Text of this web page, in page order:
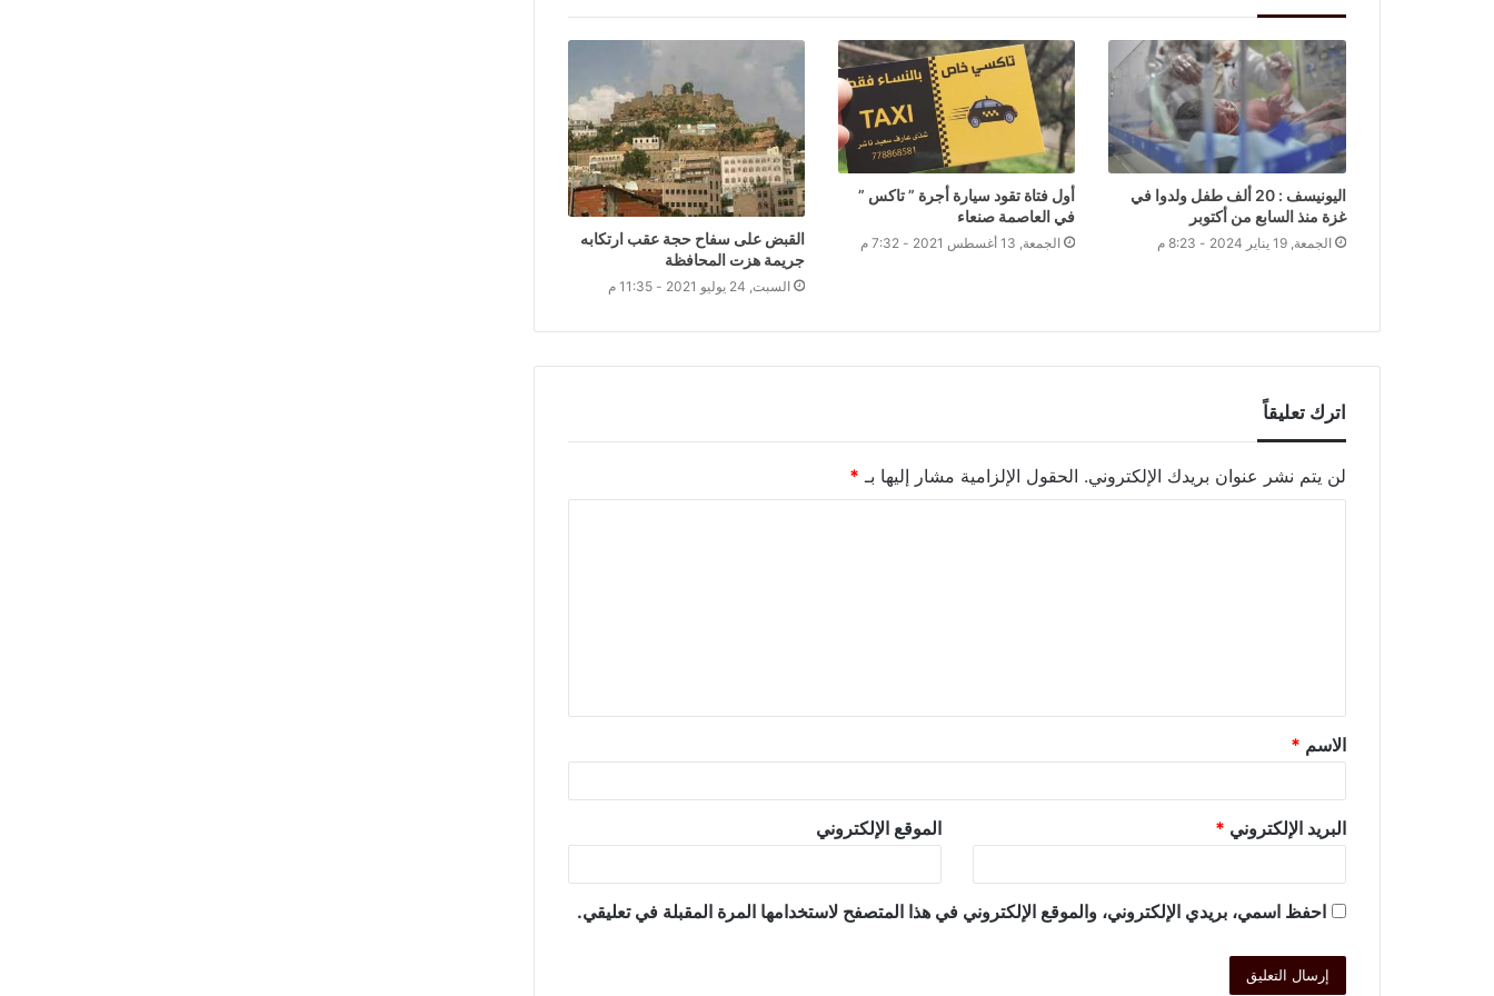
اليونيسف : 20 ألف طفل ولدوا في
غزة منذ السابع من أكتوبر
الجمعة, 19 يناير 2024 - 8:23 م
أول فتاة تقود سيارة أجرة ” تاكس ”
في العاصمة صنعاء
الجمعة, 13 أغسطس 2021 - 7:32 م
القبض على سفاح حجة عقب ارتكابه
جريمة هزت المحافظة
السبت, 24 يوليو 2021 - 11:35 م
اترك تعليقاً
لن يتم نشر عنوان بريدك الإلكتروني. الحقول الإلزامية مشار إليها بـ *
الاسم *
البريد الإلكتروني * الموقع الإلكتروني
احفظ اسمي، بريدي الإلكتروني، والموقع الإلكتروني في هذا المتصفح لاستخدامها المرة المقبلة في تعليقي.